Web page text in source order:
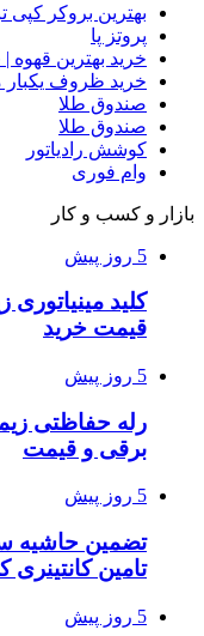
بهترین بروکر کپی
پروتز پا
خرید بهترین قهوه
خرید ظروف
صندوق طلا
صندوق طلا
کوشش رادیاتور
وام فوری
بازار و کسب و کار
5 روز پیش
قیمت خرید
5 روز پیش
رله حفاظتی
برقی و قیمت
5 روز پیش
تضمین حاشیه
تامین کانتینری
5 روز پیش